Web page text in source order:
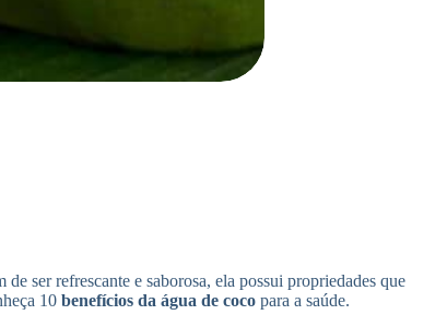
ser refrescante e saborosa, ela possui propriedades que
10 benefícios da água de coco para a saúde.